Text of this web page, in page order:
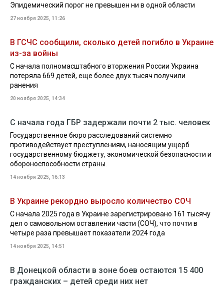
Эпидемический порог не превышен ни в одной области
27 ноября 2025, 11:26
В ГСЧС сообщили, сколько детей погибло в Украине
из-за войны
С начала полномасштабного вторжения России Украина
потеряла 669 детей, еще более двух тысяч получили
ранения
20 ноября 2025, 14:34
С начала года ГБР задержали почти 2 тыс. человек
Государственное бюро расследований системно
противодействует преступлениям, наносящим ущерб
государственному бюджету, экономической безопасности и
обороноспособности страны.
14 ноября 2025, 16:13
В Украине рекордно выросло количество СОЧ
С начала 2025 года в Украине зарегистрировано 161 тысячу
дел о самовольном оставлении части (СОЧ), что почти в
четыре раза превышает показатели 2024 года
14 ноября 2025, 14:51
В Донецкой области в зоне боев остаются 15 400
гражданских – детей среди них нет